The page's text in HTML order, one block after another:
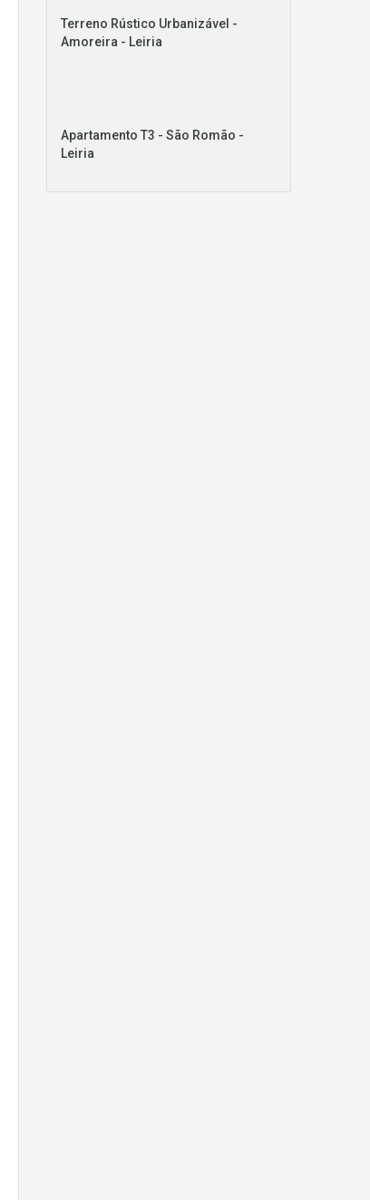
Terreno Rústico Urbanizável -
Amoreira - Leiria
Apartamento T3 - São Romão -
Leiria